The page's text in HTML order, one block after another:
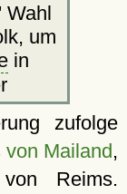
Wahl
um
in
zufolge
von Mailand,
Reims.